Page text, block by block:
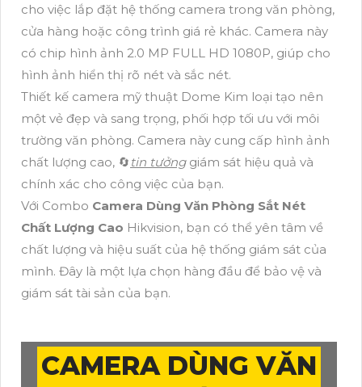
cho việc lắp đặt hệ thống camera trong văn phòng,
cửa hàng hoặc công trình giá rẻ khác. Camera này
có chip hình ảnh 2.0 MP FULL HD 1080P, giúp cho
hình ảnh hiển thị rõ nét và sắc nét.
Thiết kế camera mỹ thuật Dome Kim loại tạo nên
một vẻ đẹp và sang trọng, phối hợp tối ưu với môi
trường văn phòng. Camera này cung cấp hình ảnh
chất lượng cao, 🔄 tin tưởnggiám sát hiệu quả và
chính xác cho công việc của bạn.
Với Combo Camera Dùng Văn Phòng Sắt Nét
Chất Lượng Cao Hikvision, bạn có thể yên tâm về
chất lượng và hiệu suất của hệ thống giám sát của
mình. Đây là một lựa chọn hàng đầu để bảo vệ và
giám sát tài sản của bạn.
CAMERA DÙNG VĂN